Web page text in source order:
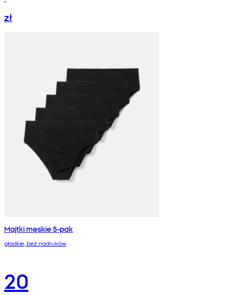
zł
Majtki męskie 5-pak
gładkie, bez nadruków
20